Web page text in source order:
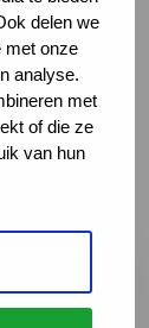
delen we
met onze
analyse.
met
of die ze
van hun
deel je